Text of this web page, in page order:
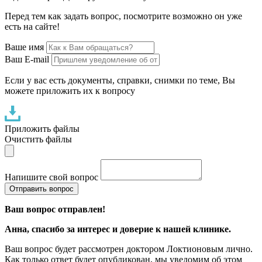
Перед тем как задать вопрос, посмотрите возможно он уже
есть на сайте!
Ваше имя
Ваш E-mail
Если у вас есть документы, справки, снимки по теме, Вы
можете приложить их к вопросу
Приложить файлы
Очистить файлы
Напишите свой вопрос
Отправить вопрос
Ваш вопрос отправлен!
Анна, спасибо за интерес и доверие к нашей клинике.
Ваш вопрос будет рассмотрен доктором Локтионовым лично.
Как только ответ будет опубликован, мы уведомим об этом